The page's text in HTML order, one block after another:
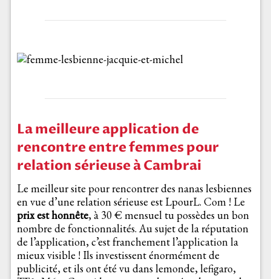
La meilleure application de
rencontre entre femmes pour
relation sérieuse à Cambrai
Le meilleur site pour rencontrer des nanas lesbiennes
en vue d’une relation sérieuse est LpourL. Com ! Le
prix est honnête, à 30 € mensuel tu possèdes un bon
nombre de fonctionnalités. Au sujet de la réputation
de l’application, c’est franchement l’application la
mieux visible ! Ils investissent énormément de
publicité, et ils ont été vu dans lemonde, lefigaro,